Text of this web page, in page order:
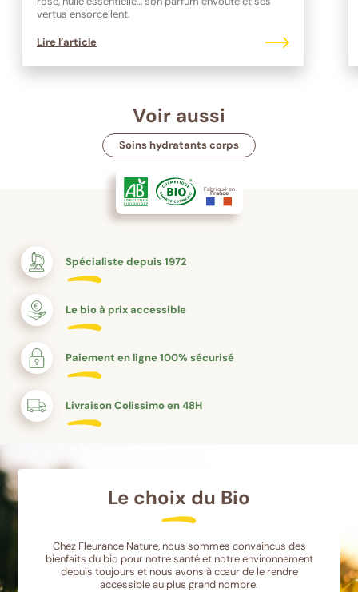
vertus ensorcellent.
Lire l’article
Voir aussi
Soins hydratants corps
Fabriqué en
France
Spécialiste depuis 1972
Le bio à prix accessible
Paiement en ligne 100% sécurisé
Livraison Colissimo en 48H
Le choix du Bio
Chez Fleurance Nature, nous sommes convaincus des
bienfaits du bio pour notre santé et notre environnement
depuis toujours et nous avons à cœur de le rendre
accessible au plus grand nombre.